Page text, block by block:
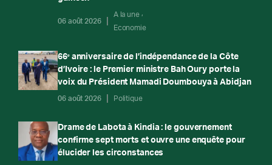
06 août 2026
A la une
Economie
66ᵉ anniversaire de l’indépendance de la Côte
d’Ivoire : le Premier ministre Bah Oury porte la
voix du Président Mamadi Doumbouya à Abidjan
06 août 2026 Politique
Drame de Labota à Kindia : le gouvernement
confirme sept morts et ouvre une enquête pour
élucider les circonstances